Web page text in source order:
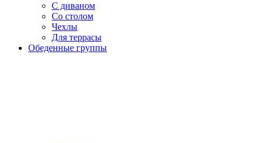
С диваном
Со столом
Чехлы
Для террасы
Обеденные группы